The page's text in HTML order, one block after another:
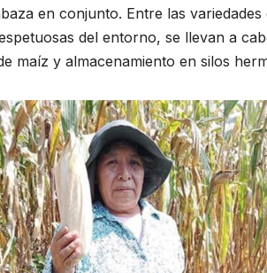
en conjunto. Entre las variedades
del entorno, se llevan a
maíz y almacenamiento en silos